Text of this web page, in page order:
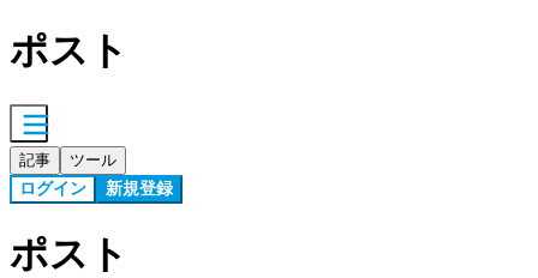
ポスト
記事 ツール
ログイン 新規登録
ポスト